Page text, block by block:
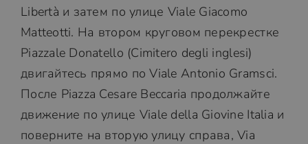
Libertà и затем по улице Viale Giacomo
Matteotti. На втором круговом перекрестке
Piazzale Donatello (Cimitero degli inglesi)
двигайтесь прямо по Viale Antonio Gramsci.
После Piazza Cesare Beccaria продолжайте
движение по улице Viale della Giovine Italia и
поверните на вторую улицу справа, Via